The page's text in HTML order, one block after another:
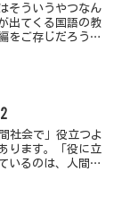
そういうやつなん
出てくる国語の教
をご存じだろう
社会で」役立つよ
ります。「役に立
いるのは、人間だ